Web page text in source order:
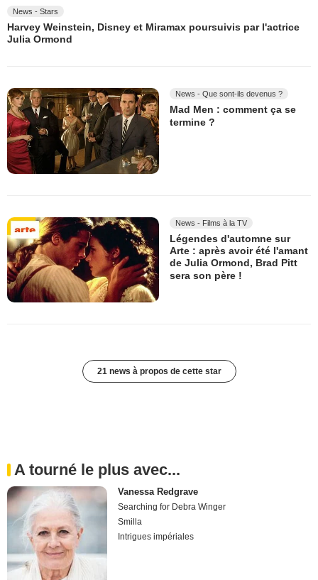
News - Stars
Harvey Weinstein, Disney et Miramax poursuivis par l'actrice
Julia Ormond
News - Que sont-ils devenus ?
Mad Men : comment ça se
termine ?
News - Films à la TV
Légendes d'automne sur
Arte : après avoir été l'amant
de Julia Ormond, Brad Pitt
sera son père !
21 news à propos de cette star
A tourné le plus avec...
Vanessa Redgrave
Searching for Debra Winger
Smilla
Intrigues impériales